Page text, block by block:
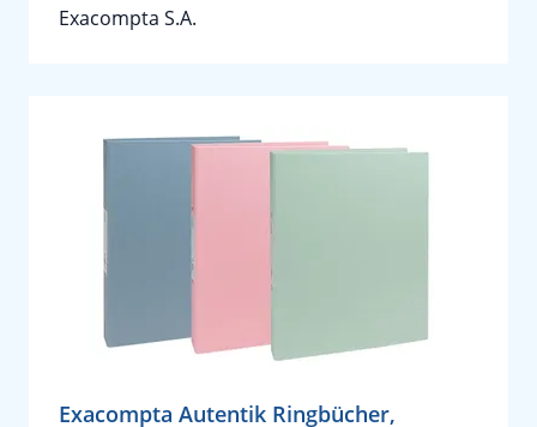
Exacompta S.A.
Exacompta Autentik Ringbücher,